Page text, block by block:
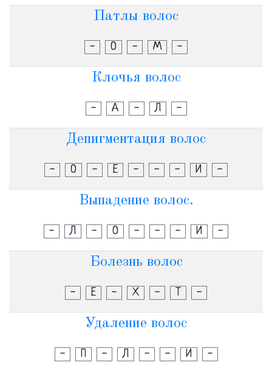
Патлы волос
- О - М -
Клочья волос
- А - Л -
Депигментация волос
- О - Е - - - И -
Выпадение волос.
- Л - О - - - И -
Болезнь волос
- Е - Х - Т -
Удаление волос
- П - Л - - И -